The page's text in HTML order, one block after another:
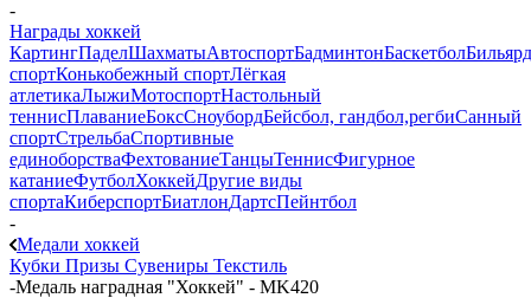
-
Награды хоккей
КартингПаделШахматыАвтоспортБадминтонБаскетболБильярд
спортКонькобежный спортЛёгкая
атлетикаЛыжиМотоспортНастольный
теннисПлаваниеБоксСноубордБейсбол, гандбол,регбиСанный
спортСтрельбаСпортивные
единоборстваФехтованиеТанцыТеннисФигурное
катаниеФутболХоккейДругие виды
спортаКиберспортБиатлонДартсПейнтбол
-
Медали хоккей
Кубки Призы Сувениры Текстиль
-Медаль наградная "Хоккей" - MK420